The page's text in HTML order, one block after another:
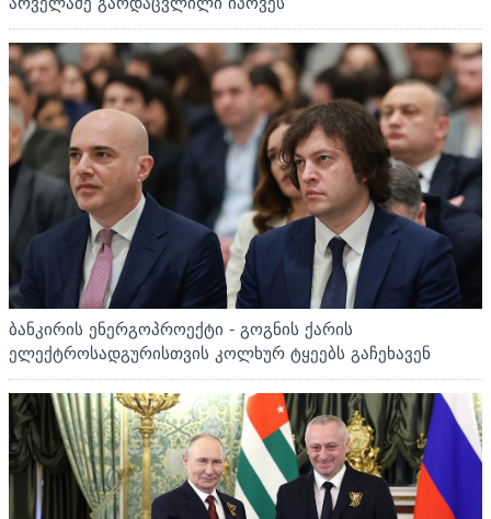
ბანკირის ენერგოპროექტი - გოგნის ქარის
ელექტროსადგურისთვის კოლხურ ტყეებს გაჩეხავენ